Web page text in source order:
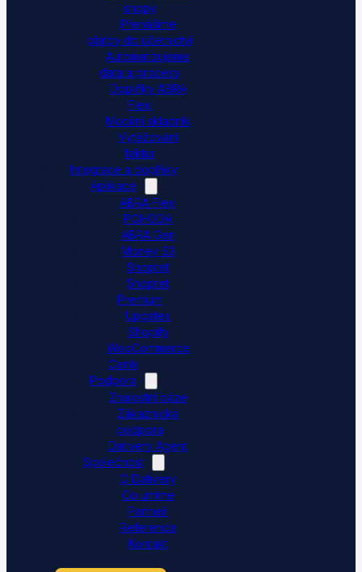
shopy
Přenášíme
platby do účetnictví
Automatizujeme
data a procesy
Doplňky ABRA
Flexi
Mobilní skladník
Vytěžování
faktur
Integrace a doplňky
Aplikace
ABRA Flexi
POHODA
ABRA Gen
Money S3
Shoptet
Shoptet
Premium
Upgates
Shopify
WooCommerce
Ceník
Podpora
Znalostní báze
Zákaznická
podpora
Dativery Agent
Společnost
O Dativery
Co umíme
Partneři
Reference
Kontakt